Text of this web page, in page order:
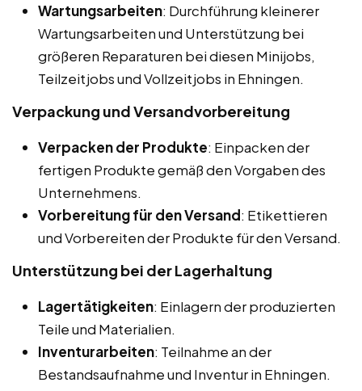
Wartungsarbeiten: Durchführung kleinerer
Wartungsarbeiten und Unterstützung bei
größeren Reparaturen bei diesen Minijobs,
Teilzeitjobs und Vollzeitjobs in Ehningen.
Verpackung und Versandvorbereitung
Verpacken der Produkte: Einpacken der
fertigen Produkte gemäß den Vorgaben des
Unternehmens.
Vorbereitung für den Versand: Etikettieren
und Vorbereiten der Produkte für den Versand.
Unterstützung bei der Lagerhaltung
Lagertätigkeiten: Einlagern der produzierten
Teile und Materialien.
Inventurarbeiten: Teilnahme an der
Bestandsaufnahme und Inventur in Ehningen.